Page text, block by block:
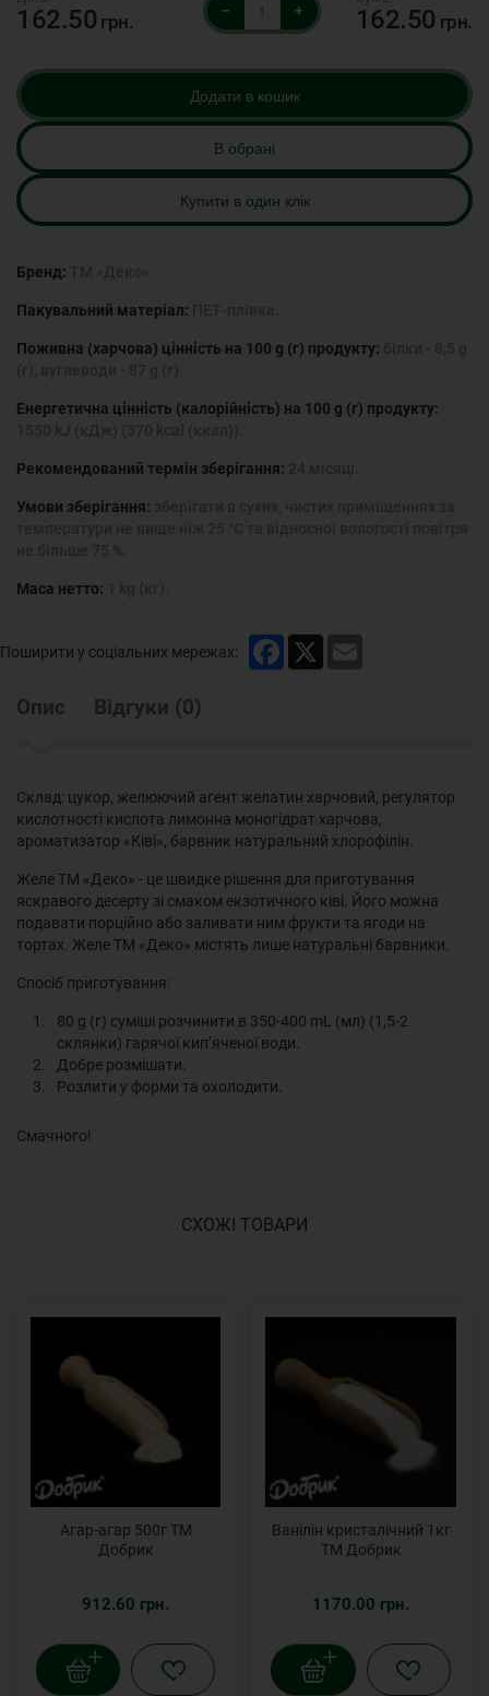
162.50 грн.
– + 162.50 грн.
Додати в кошик
В обрані
Купити в один клік
Бренд:
Пакувальний матеріал:
Поживна (харчова) цінність на 100 g (г) продукту:
Енергетична цінність (калорійність) на 100 g (г) продукту:
Рекомендований термін зберігання:
Умови зберігання:
Маса нетто:
Поширити у соціальних мережах: Facebook
Опис Відгуки (0)
Склад: цукор, желюючий агент желатин харчовий, регулятор
кислотності кислота лимонна моногідрат харчова,
ароматизатор «Ківі», барвник натуральний хлорофілін.
Желе ТМ «Деко» - це швидке рішення для приготування
яскравого десерту зі смаком екзотичного ківі. Його можна
подавати порційно або заливати ним фрукти та ягоди на
тортах. Желе ТМ «Деко» містять лише натуральні барвники.
Спосіб приготування:
80 g (г) суміші розчинити в 350-400 mL (мл) (1,5-2
склянки) гарячої кип’яченої води.
Добре розмішати.
Розлити у форми та охолодити.
Смачного!
СХОЖІ ТОВАРИ
Агар-агар 500г ТМ
Добрик
912.60 грн.
Ванілін кристалічний 1кг
ТМ Добрик
1170.00 грн.